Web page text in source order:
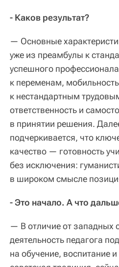
- Каков результат?
— Основные
уже из преамбулы к
успешного
к переменам,
к нестандартным
ответственность и
в принятии решения.
подчеркивается, что
качество — готовность
без исключения:
в широком смысле
- Это начало. А что
— В отличие от западных
деятельность педагога
на обучение, воспитание